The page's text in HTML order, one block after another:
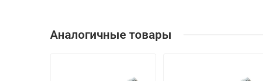
Аналогичные товары